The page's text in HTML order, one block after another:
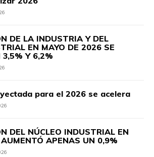
DE LA INDUSTRIA Y DEL
EN MAYO DE 2026 SE
3,5% Y 6,2%
para el 2026 se acelera
DEL NÚCLEO INDUSTRIAL EN
APENAS UN 0,9%